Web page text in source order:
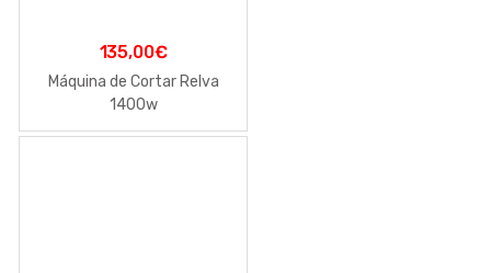
135,00€
Máquina de Cortar Relva
1400w